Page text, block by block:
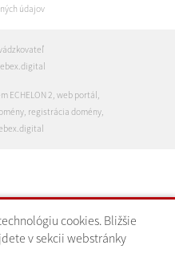
cookies. Bližšie
v sekcii webstránky
údajov
ECHELON 2 web portál
, registrácia domény,